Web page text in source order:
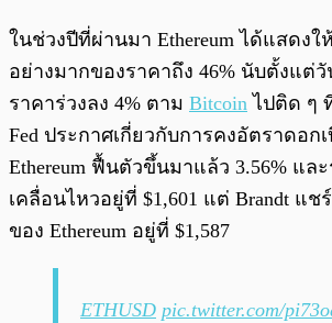
ในช่วงปีที่ผ่านมา Ethereum ได้แสดงใ
อย่างมากของราคาถึง 46% นับตั้งแต่วั
ราคาร่วงลง 4% ตาม Bitcoin ไปติด ๆ
Fed ประกาศเกี่ยวกับการคงอัตราดอก
Ethereum ฟื้นตัวขึ้นมาแล้ว 3.56% แล
เคลื่อนไหวอยู่ที่ $1,601 แต่ Brandt แ
ของ Ethereum อยู่ที่ $1,587
ETHUSD pic.twitter.com/